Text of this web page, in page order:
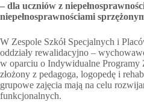
– dla uczniów z
niepełnosprawnościami
W Zespole Szkół Specjalnych i
oddziały rewalidacyjno –
w oparciu o Indywidualne Programy
złożony z pedagoga, logopedę i
grupowe zajęcia mają na celu
funkcjonalnych.